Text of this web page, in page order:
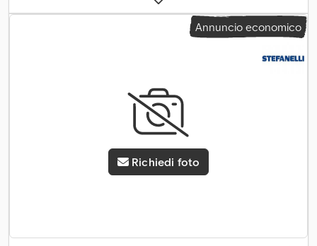
06/2027, colore:bianco, tipo di ingranaggio:meccanico, classe di
, lunghezza totale:6.678 mm,
2.028 mm,
condizionata, chiusura centralizzata, filtro antiparticolato,
programma elettronico di stabilità (ESP)
Climatizzatore * Cambio manuale a 6 marce * Cabina doppia
Chodpfx Alezrrilo Nja * 7 posti * Capacità di traino: 3.000 kg *
Peso a vuoto: 2.290 kg ----Numero di riferimento interno del
veicolo: 12305 Salvo errori e omissioni, vendita soggetta a
Annuncio economico
Richiedi foto